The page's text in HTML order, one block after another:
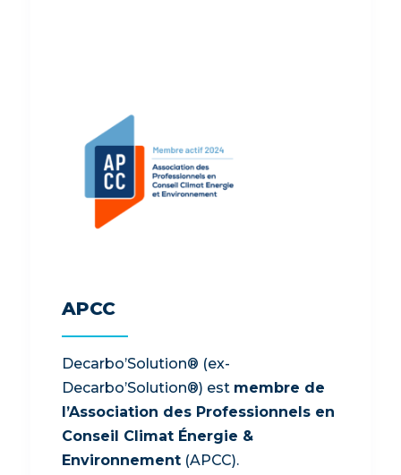
APCC
Decarbo’Solution® (ex-
Decarbo’Solution®) est membre de
l’Association des Professionnels en
Conseil Climat Énergie &
Environnement(APCC).